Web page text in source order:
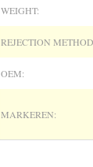
WEIGHT:
REJECTION
OEM:
MARKEREN: